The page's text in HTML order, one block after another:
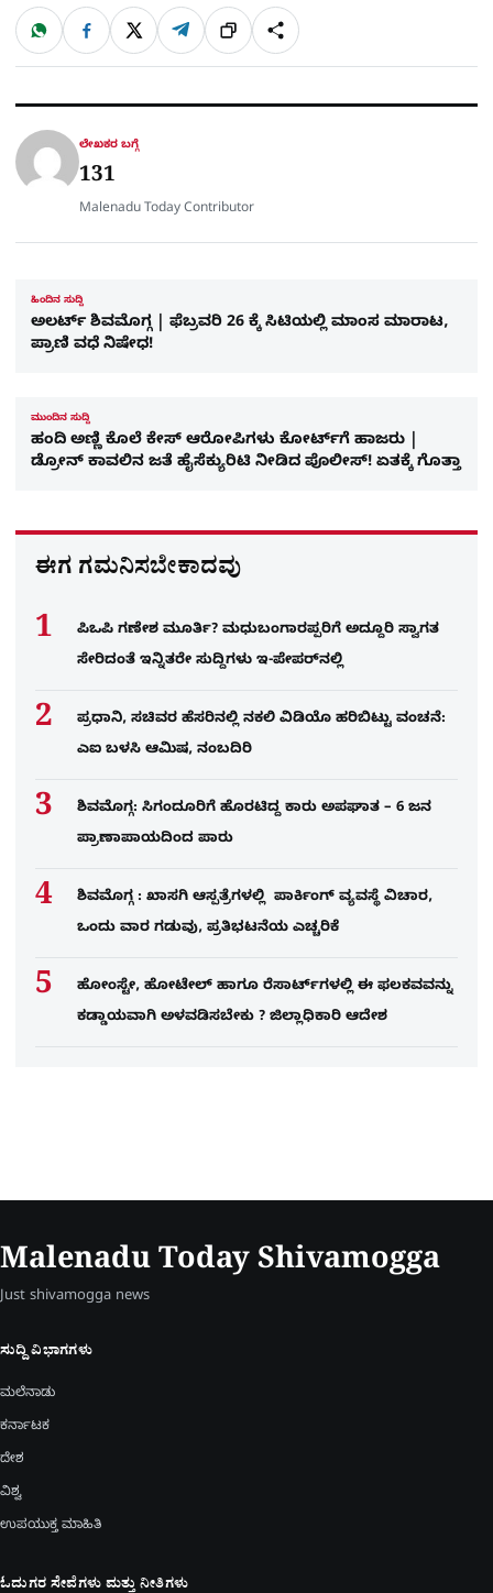
ಹಂಚಿಕೊಳ್ಳಿ
W
a
t
p
F
c
e
o
X T
l
e
a
ಲಿಂ
ಕ್
S
h
a
ಲೇಖಕರ ಬಗ್ಗೆ
131
Malenadu Today Contributor
ಹಿಂದಿನ ಸುದ್ದಿ
ಅಲರ್ಟ್‌ ಶಿವಮೊಗ್ಗ | ಫೆಬ್ರವರಿ 26 ಕ್ಕೆ ಸಿಟಿಯಲ್ಲಿ ಮಾಂಸ ಮಾರಾಟ,
ಪ್ರಾಣಿ ವಧೆ ನಿಷೇಧ!
ಮುಂದಿನ ಸುದ್ದಿ
ಹಂದಿ ಅಣ್ಣಿ ಕೊಲೆ ಕೇಸ್‌ ಆರೋಪಿಗಳು ಕೋರ್ಟ್‌ಗೆ ಹಾಜರು |
ಡ್ರೋನ್‌ ಕಾವಲಿನ ಜತೆ ಹೈಸೆಕ್ಯುರಿಟಿ ನೀಡಿದ ಪೊಲೀಸ್‌! ಏತಕ್ಕೆ ಗೊತ್ತಾ
ಈಗ ಗಮನಿಸಬೇಕಾದವು
ಪಿಒಪಿ ಗಣೇಶ ಮೂರ್ತಿ? ಮಧುಬಂಗಾರಪ್ಪರಿಗೆ ಅದ್ದೂರಿ ಸ್ವಾಗತ
ಸೇರಿದಂತೆ ಇನ್ನಿತರೇ ಸುದ್ದಿಗಳು ಇ-ಪೇಪರ್​ನಲ್ಲಿ
ಪ್ರಧಾನಿ, ಸಚಿವರ ಹೆಸರಿನಲ್ಲಿ ನಕಲಿ ವಿಡಿಯೊ ಹರಿಬಿಟ್ಟು ವಂಚನೆ:
ಎಐ ಬಳಸಿ ಆಮಿಷ, ನಂಬದಿರಿ
ಶಿವಮೊಗ್ಗ: ಸಿಗಂದೂರಿಗೆ ಹೊರಟಿದ್ದ ಕಾರು ಅಪಘಾತ – 6 ಜನ
ಪ್ರಾಣಾಪಾಯದಿಂದ ಪಾರು
ಶಿವಮೊಗ್ಗ : ಖಾಸಗಿ ಆಸ್ಪತ್ರೆಗಳಲ್ಲಿ ಪಾರ್ಕಿಂಗ್​ ವ್ಯವಸ್ಥೆ ವಿಚಾರ,
ಒಂದು ವಾರ ಗಡುವು, ಪ್ರತಿಭಟನೆಯ ಎಚ್ಚರಿಕೆ
ಹೋಂಸ್ಟೇ, ಹೋಟೇಲ್ ಹಾಗೂ ರೆಸಾರ್ಟ್‌ಗಳಲ್ಲಿ ಈ ಫಲಕವವನ್ನು
ಕಡ್ಡಾಯವಾಗಿ ಅಳವಡಿಸಬೇಕು ? ಜಿಲ್ಲಾಧಿಕಾರಿ ಆದೇಶ
Malenadu Today Shivamogga
Just shivamogga news
ಸುದ್ದಿ ವಿಭಾಗಗಳು
ಮಲೆನಾಡು
ಕರ್ನಾಟಕ
ದೇಶ
ವಿಶ್ವ
ಉಪಯುಕ್ತ ಮಾಹಿತಿ
ಓದುಗರ ಸೇವೆಗಳು ಮತ್ತು ನೀತಿಗಳು